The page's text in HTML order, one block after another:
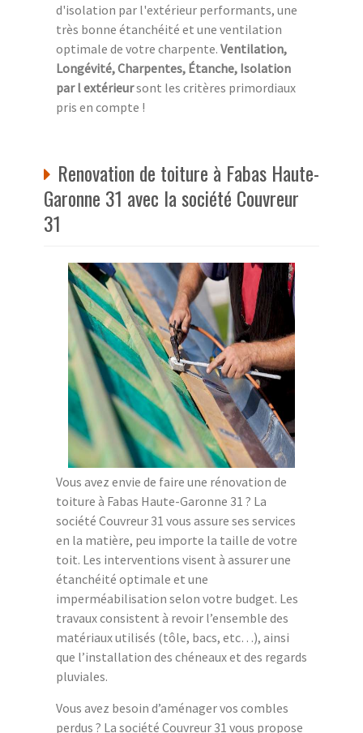
d'isolation par l'extérieur performants, une
très bonne étanchéité et une ventilation
optimale de votre charpente. Ventilation,
Longévité, Charpentes, Étanche, Isolation
par l extérieursont les critères primordiaux
pris en compte !
Renovation de toiture à Fabas Haute-
Garonne 31 avec la société Couvreur
31
Vous avez envie de faire une rénovation de
toiture à Fabas Haute-Garonne 31 ? La
société Couvreur 31 vous assure ses services
en la matière, peu importe la taille de votre
toit. Les interventions visent à assurer une
étanchéité optimale et une
imperméabilisation selon votre budget. Les
travaux consistent à revoir l’ensemble des
matériaux utilisés (tôle, bacs, etc…), ainsi
que l’installation des chéneaux et des regards
pluviales.
Vous avez besoin d’aménager vos combles
perdus ? La société Couvreur 31 vous propose